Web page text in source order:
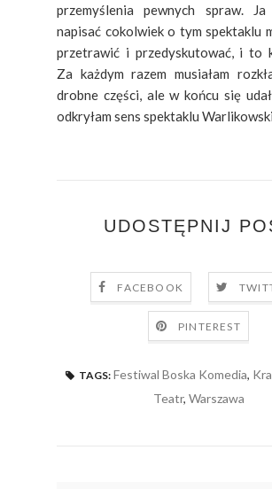
przemyślenia pewnych spraw.
napisać cokolwiek o tym spektaklu
przetrawić i przedyskutować, i to
Za każdym razem musiałam
drobne części, ale w końcu się
odkryłam sens spektaklu
UDOSTĘPNIJ
FACEBOOK
PINTEREST
TAGS: Festiwal Boska Komedia,
Teatr, Warszawa